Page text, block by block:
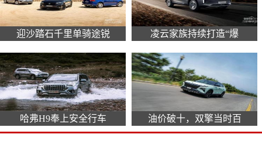
迎沙踏石千里单骑途锐 凌云家族持续打造“爆
哈弗H9奉上安全行车 油价破十，双擎当时百